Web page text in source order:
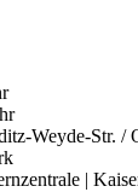
Weyde-Str. /
|